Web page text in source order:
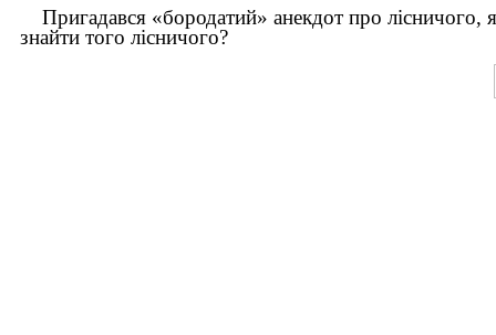
Пригадався «бородатий» анекдот про лісничого,
знайти того лісничого?